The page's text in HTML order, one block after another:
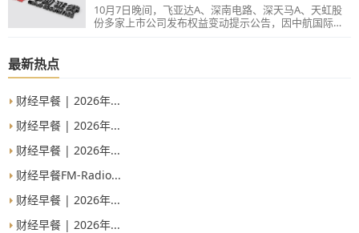
10月7日晚间，飞亚达A、深南电路、深天马A、天虹股
份多家上市公司发布权益变动提示公告，因中航国际拟
最新热点
财经早餐 | 2026年...
财经早餐 | 2026年...
财经早餐 | 2026年...
财经早餐FM-Radio...
财经早餐 | 2026年...
财经早餐 | 2026年...